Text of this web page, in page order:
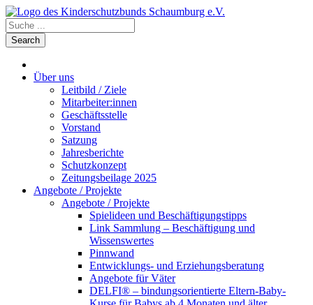
Über uns
Leitbild / Ziele
Mitarbeiter:innen
Geschäftsstelle
Vorstand
Satzung
Jahresberichte
Schutzkonzept
Zeitungsbeilage 2025
Angebote / Projekte
Angebote / Projekte
Spielideen und Beschäftigungstipps
Link Sammlung – Beschäftigung und
Wissenswertes
Pinnwand
Entwicklungs- und Erziehungsberatung
Angebote für Väter
DELFI® – bindungsorientierte Eltern-Baby-